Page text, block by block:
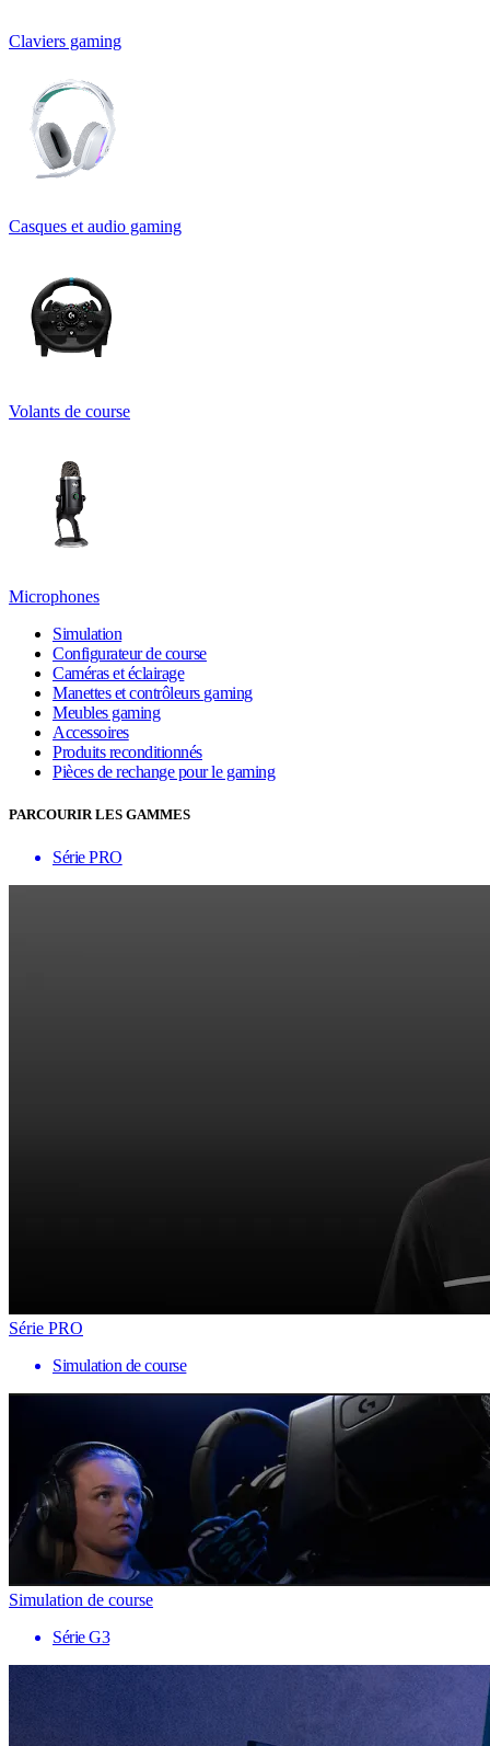
Claviers gaming
Casques et audio gaming
Volants de course
Microphones
Simulation
Configurateur de course
Caméras et éclairage
Manettes et contrôleurs gaming
Meubles gaming
Accessoires
Produits reconditionnés
Pièces de rechange pour le gaming
PARCOURIR LES GAMMES
Série PRO
Série PRO
Simulation de course
Simulation de course
Série G3